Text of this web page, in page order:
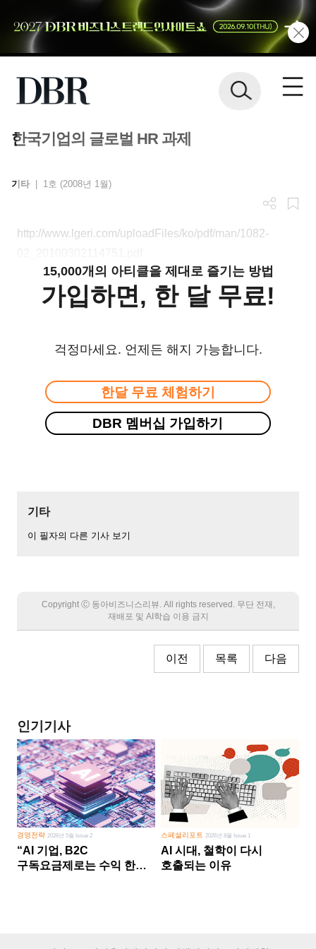
한국기업의 글로벌 HR 과제
기타 1호 (2008년 1월)
http://www.lgeri.com/uploadFiles/ko/pdf/man/1082-
15,000개의 아티클을 제대로 즐기는 방법
가입하면, 한 달 무료!
걱정마세요. 언제든 해지 가능합니다.
한달 무료 체험하기
DBR 멤버십 가입하기
기타
이 필자의 다른 기사 보기
Copyright Ⓒ 동아비즈니스리뷰. All rights reserved. 무단 전재,
재배포 및 AI학습 이용 금지
이전 목록 다음
인기기사
경영전략 2026년 5월 Issue 2
“AI 기업, B2C
구독요금제로는 수익 한계
스페셜리포트 2026년 8월 Issue 1
AI 시대, 철학이 다시
호출되는 이유